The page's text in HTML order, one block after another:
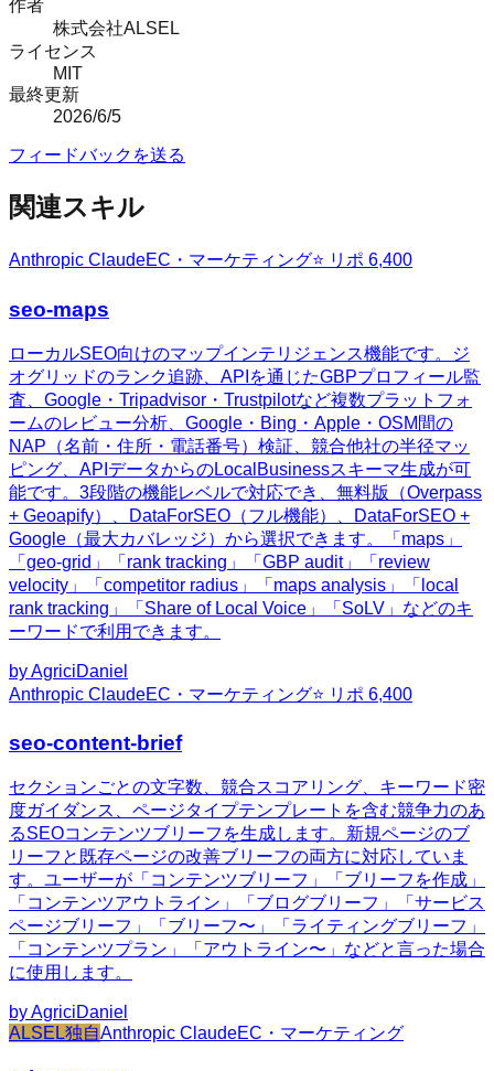
作者
株式会社ALSEL
ライセンス
MIT
最終更新
2026/6/5
フィードバックを送る
関連スキル
Anthropic ClaudeEC・マーケティング⭐ リポ 6,400
seo-maps
ローカルSEO向けのマップインテリジェンス機能です。ジ
オグリッドのランク追跡、APIを通じたGBPプロフィール監
査、Google・Tripadvisor・Trustpilotなど複数プラットフォ
ームのレビュー分析、Google・Bing・Apple・OSM間の
NAP（名前・住所・電話番号）検証、競合他社の半径マッ
ピング、APIデータからのLocalBusinessスキーマ生成が可
能です。3段階の機能レベルで対応でき、無料版（Overpass
+ Geoapify）、DataForSEO（フル機能）、DataForSEO +
Google（最大カバレッジ）から選択できます。「maps」
「geo-grid」「rank tracking」「GBP audit」「review
velocity」「competitor radius」「maps analysis」「local
rank tracking」「Share of Local Voice」「SoLV」などのキ
ーワードで利用できます。
byAgriciDaniel
Anthropic ClaudeEC・マーケティング⭐ リポ 6,400
seo-content-brief
セクションごとの文字数、競合スコアリング、キーワード密
度ガイダンス、ページタイプテンプレートを含む競争力のあ
るSEOコンテンツブリーフを生成します。新規ページのブ
リーフと既存ページの改善ブリーフの両方に対応していま
す。ユーザーが「コンテンツブリーフ」「ブリーフを作成」
「コンテンツアウトライン」「ブログブリーフ」「サービス
ページブリーフ」「ブリーフ〜」「ライティングブリーフ」
「コンテンツプラン」「アウトライン〜」などと言った場合
に使用します。
byAgriciDaniel
ALSEL独自Anthropic ClaudeEC・マーケティング